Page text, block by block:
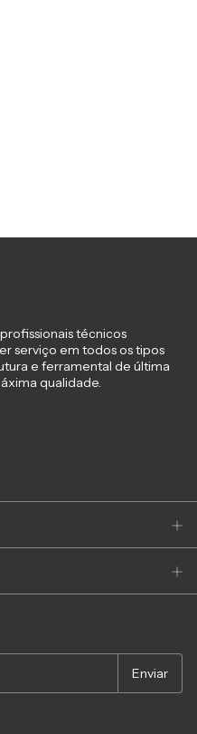
técnicos
serviço em todos os tipos
e ferramental de última
qualidade.